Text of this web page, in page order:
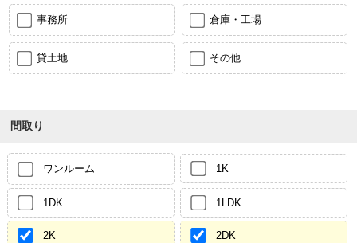
事務所 倉庫・工場
貸土地 その他
間取り
ワンルーム 1K
1DK 1LDK
2K 2DK